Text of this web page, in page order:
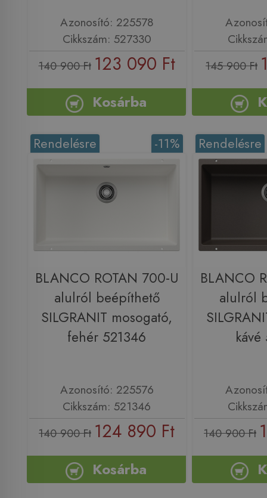
Azonosító: 225578
Cikkszám: 527330
140 900 Ft 123 090 Ft
Kosárba
145 900 Ft
-11%
Rendelésre
BLANCO ROTAN 700-U
alulról beépíthető
SILGRANIT mosogató,
fehér 521346
Azonosító: 225576
Cikkszám: 521346
140 900 Ft 124 890 Ft
Kosárba
Rendelésre
BLANCO
alulról
140 900 Ft